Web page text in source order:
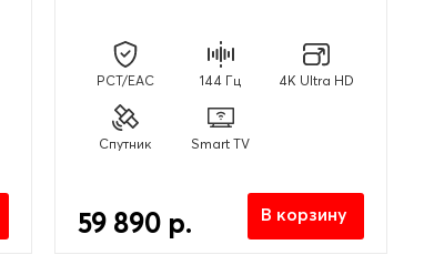
PCT/EAC 144 Гц 4K Ultra HD
Спутник Smart TV
59 890 р. В корзину